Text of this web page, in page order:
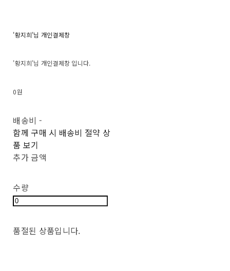
'황지희'님 개인결제창
'황지희'님 개인결제창 입니다.
0원
배송비 -
함께 구매 시 배송비 절약 상
품 보기
추가 금액
수량
품절된 상품입니다.